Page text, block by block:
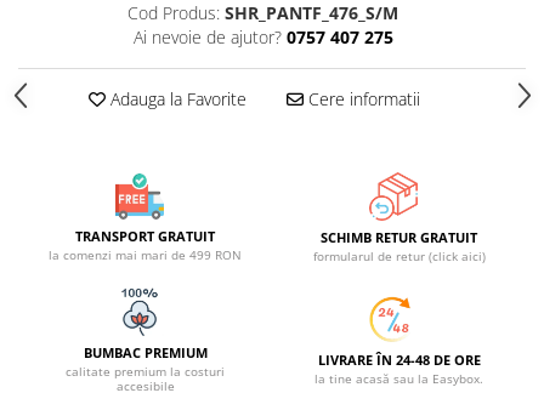
Cod Produs: SHR_PANTF_476_S/M
Ai nevoie de ajutor? 0757 407 275
Adauga la Favorite Cere informatii
TRANSPORT GRATUIT
la comenzi mai mari de 499 RON
SCHIMB RETUR GRATUIT
formularul de retur (click aici)
BUMBAC PREMIUM
calitate premium la costuri
accesibile
LIVRARE ÎN 24-48 DE ORE
la tine acasă sau la Easybox.